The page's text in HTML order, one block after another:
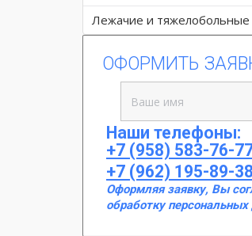
Лежачие и тяжелобольные
ОФОРМИТЬ
Наши телефоны:
+7 (958) 583-76-
+7 (962) 195-89-38
Оформляя заявку, Вы
обработку